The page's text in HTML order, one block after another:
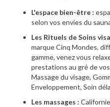
L'espace bien-être :
selon vos envies du
Les Rituels de Soins
marque Cinq Mondes,
gamme, venez vous
prestations au gré de
Massage du visage,
Enveloppement, Soin
Les massages :